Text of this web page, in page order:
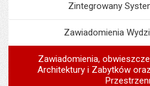
Zintegrowany
Zawiadomienia
Zawiadomienia,
Architektury i Zabytków